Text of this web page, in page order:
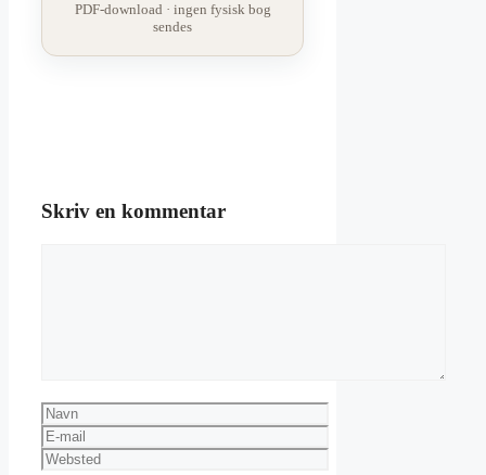
PDF-download · ingen fysisk bog
sendes
Skriv en kommentar
Navn
E-
mail
Websted